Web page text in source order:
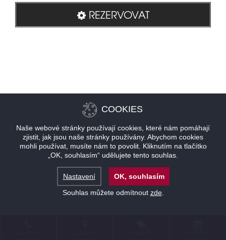
REZERVOVAT
COOKIES
Naše webové stránky používají cookies, které nám pomáhají
zjistit, jak jsou naše stránky používány. Abychom cookies
mohli používat, musíte nám to povolit. Kliknutím na tlačítko
„OK, souhlasím“ udělujete tento souhlas.
Nastavení
OK, souhlasím
Souhlas můžete odmítnout zde.